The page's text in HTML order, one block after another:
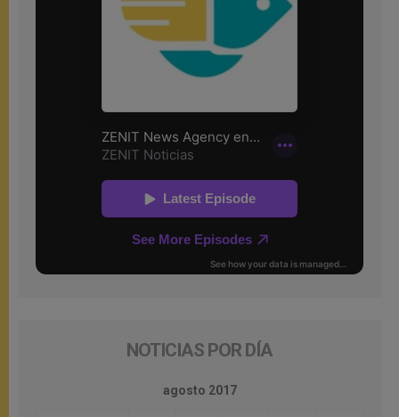
NOTICIAS POR DÍA
agosto 2017